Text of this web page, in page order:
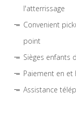
l'atterrissage
Convenient
point
Sièges enfants
Paiement en et
Assistance